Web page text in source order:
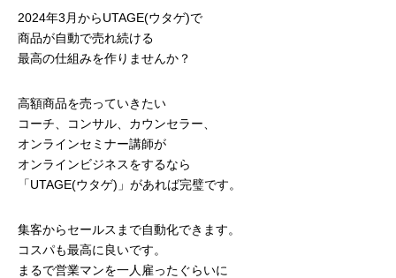
2024年3月からUTAGE(ウタゲ)で
商品が自動で売れ続ける
最高の仕組みを作りませんか？
高額商品を売っていきたい
コーチ、コンサル、カウンセラー、
オンラインセミナー講師が
オンラインビジネスをするなら
「UTAGE(ウタゲ)」があれば完璧です。
集客からセールスまで自動化できます。
コスパも最高に良いです。
まるで営業マンを一人雇ったぐらいに